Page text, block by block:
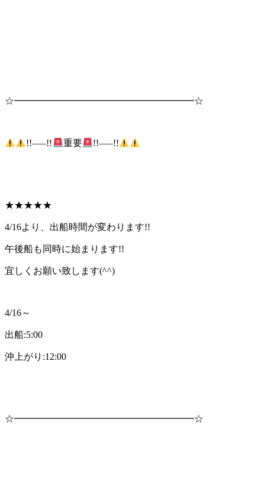
☆━━━━━━━━━━━━━━━━━━━☆
!!—–!! 重要 !!—–!!
★★★★★
4/16より、出船時間が変わります!!
午後船も同時に始まります!!
宜しくお願い致します(^^)
4/16～
出船:5:00
沖上がり:12:00
☆━━━━━━━━━━━━━━━━━━━☆